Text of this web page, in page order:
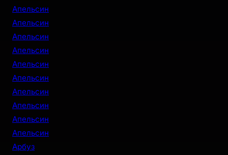
Апельсин
Апельсин
Апельсин
Апельсин
Апельсин
Апельсин
Апельсин
Апельсин
Апельсин
Апельсин
Арбуз